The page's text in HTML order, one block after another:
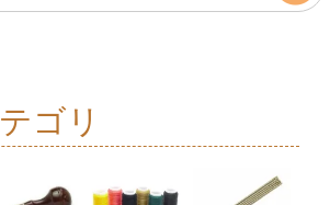
ゴリ